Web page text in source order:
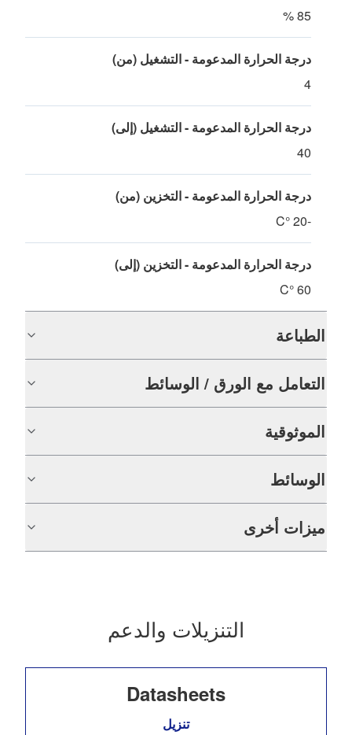
85 %
درجة الحرارة المدعومة - التشغيل (من)
4
درجة الحرارة المدعومة - التشغيل (إلى)
40
درجة الحرارة المدعومة - التخزين (من)
-20 °C
درجة الحرارة المدعومة - التخزين (إلى)
60 °C
الطباعة
التعامل مع الورق / الوسائط
الموثوقية
الوسائط
ميزات أخرى
التنزيلات والدعم
Datasheets
تنزيل